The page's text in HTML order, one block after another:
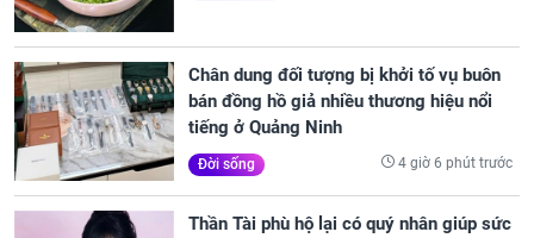
Chân dung đối tượng bị khởi tố vụ buôn
bán đồng hồ giả nhiều thương hiệu nổi
tiếng ở Quảng Ninh
Đời sống 4 giờ 6 phút trước
Thần Tài phù hộ lại có quý nhân giúp sức